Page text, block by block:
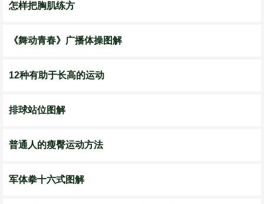
怎样把胸肌练方
《舞动青春》广播体操图解
12种有助于长高的运动
排球站位图解
普通人的瘦臀运动方法
军体拳十六式图解